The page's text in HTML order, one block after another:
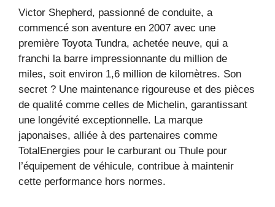
Victor Shepherd, passionné de conduite, a
commencé son aventure en 2007 avec une
première Toyota Tundra, achetée neuve, qui a
franchi la barre impressionnante du million de
miles, soit environ 1,6 million de kilomètres. Son
secret ? Une maintenance rigoureuse et des pièces
de qualité comme celles de Michelin, garantissant
une longévité exceptionnelle. La marque
japonaises, alliée à des partenaires comme
TotalEnergies pour le carburant ou Thule pour
l’équipement de véhicule, contribue à maintenir
cette performance hors normes.